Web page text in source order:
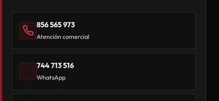
856 565 973
Atención comercial
744 713 516
WhatsApp